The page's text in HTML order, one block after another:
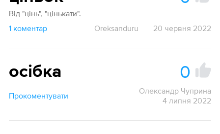
Від "цінь", "цінькати".
1 коментар
Oreksanduru 20 червня 2022
осібка 0
Прокоментувати
Олександр Чуприна
4 липня 2022